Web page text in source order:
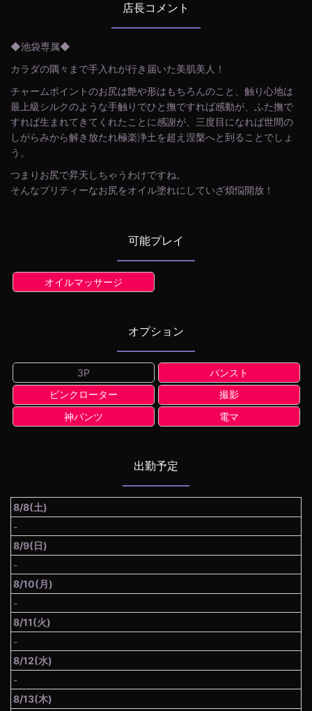
店長コメント
◆池袋専属◆
カラダの隅々まで手入れが行き届いた美肌美人！
チャームポイントのお尻は艶や形はもちろんのこと、触り心地は
最上級シルクのような手触りでひと撫ですれば感動が、ふた撫で
すれば生まれてきてくれたことに感謝が、三度目になれば世間の
しがらみから解き放たれ極楽浄土を超え涅槃へと到ることでしょ
う。
つまりお尻で昇天しちゃうわけですね。
そんなプリティーなお尻をオイル塗れにしていざ煩悩開放！
可能プレイ
オイルマッサージ
オプション
3P
パンスト
ピンクローター
撮影
神パンツ
電マ
出勤予定
8/8(土)
-
8/9(日)
-
8/10(月)
-
8/11(火)
-
8/12(水)
-
8/13(木)